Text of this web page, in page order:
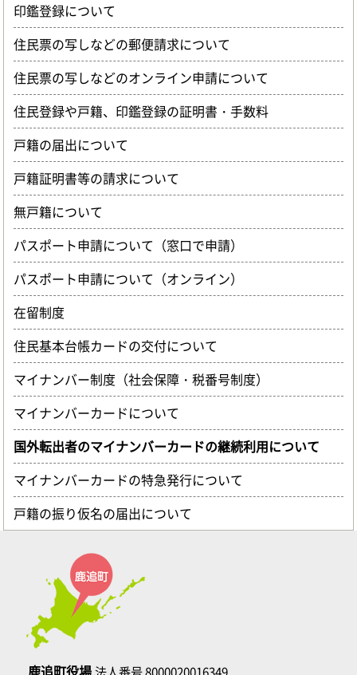
印鑑登録について
住民票の写しなどの郵便請求について
住民票の写しなどのオンライン申請について
住民登録や戸籍、印鑑登録の証明書・手数料
戸籍の届出について
戸籍証明書等の請求について
無戸籍について
パスポート申請について（窓口で申請）
パスポート申請について（オンライン）
在留制度
住民基本台帳カードの交付について
マイナンバー制度（社会保障・税番号制度）
マイナンバーカードについて
国外転出者のマイナンバーカードの継続利用について
マイナンバーカードの特急発行について
戸籍の振り仮名の届出について
鹿追町役場